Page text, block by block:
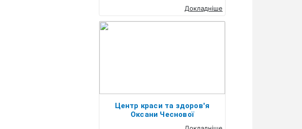
Докладніше
Центр краси та здоров'я
Оксани Чеснової